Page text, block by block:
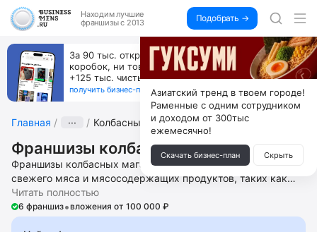
Находим лучшие
франшизы с 2013
Подобрать →
За 90 тыс. открой магазин на Авито, дома ни
коробок, ни товара, ни склада, зато каждый месяц
+125 тыс. чистыми
получить бизнес-план ↓
Главная ··· Колбасные магазины
Франшизы колбасных магазинов
Франшизы колбасных магазинов – это бизнес по продажам
свежего мяса и мясосодержащих продуктов, таких как
колбасы, сосиски, сардельки, вяленное мясо, готовые
шашлыки, мясо для барбекю, замороженные
полуфабрикаты из мяса домашних животных и птицы.
Читать полностью
6 франшиз•вложения от 100 000 ₽
Азиатский тренд в твоем городе!
Раменные с одним сотрудником
и доходом от 300тыс
ежемесячно!
Скачать бизнес-план Скрыть